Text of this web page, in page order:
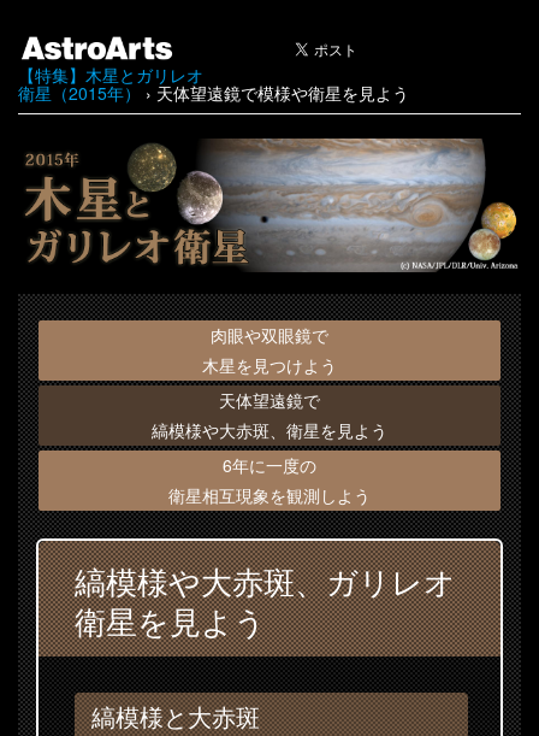
【特集】木星とガリレオ
衛星（2015年） › 天体望遠鏡で模様や衛星を見よう
肉眼や双眼鏡で
木星を見つけよう
天体望遠鏡で
縞模様や大赤斑、衛星を見よう
6年に一度の
衛星相互現象を観測しよう
縞模様や大赤斑、ガリレオ
衛星を見よう
縞模様と大赤斑